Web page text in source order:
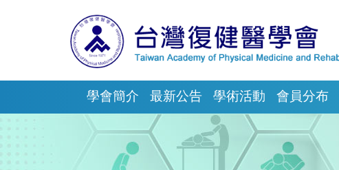
學會簡介 最新公告 學術活動 會員分布